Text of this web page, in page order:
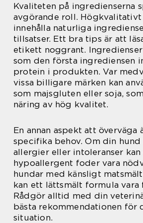
Kvaliteten på ingredienserna
avgörande roll.
innehålla naturliga
tillsatser. Ett bra tips är att
etikett noggrant.
som den första ingrediensen
protein i produkten. Var
vissa billigare märken kan
som majsgluten eller soja,
näring av hög kvalitet.
En annan aspekt att
specifika behov. Om din
allergier eller intoleranser
hypoallergent foder vara
hundar med känsligt
kan ett lättsmält formula
Rådgör alltid med din
bästa rekommendationen för
situation.